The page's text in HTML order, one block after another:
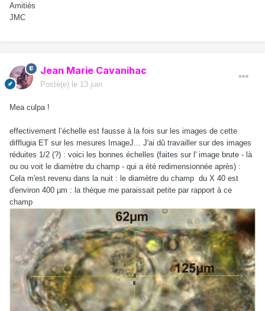
Amitiés
JMC
Jean Marie Cavanihac
Posté(e) le 13 juin
Mea culpa !
effectivement l’échelle est fausse à la fois sur les images de cette
difflugia ET sur les mesures ImageJ... J'ai dû travailler sur des images
réduites 1/2 (?) : voici les bonnes échelles (faites sur l' image brute - là
ou ou voit le diamètre du champ - qui a été redimensionnée après) :
Cela m'est revenu dans la nuit : le diamètre du champ du X 40 est
d'environ 400 µm : la théque me paraissait petite par rapport à ce
champ